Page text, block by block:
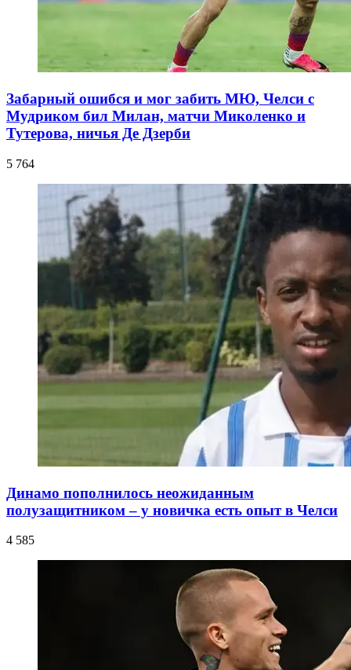
Забарный ошибся и мог забить МЮ, Челси с
Мудриком бил Милан, матчи Миколенко и
Тутерова, ничья Де Дзерби
5 764
Динамо пополнилось неожиданным
полузащитником – у новичка есть опыт в Челси
4 585